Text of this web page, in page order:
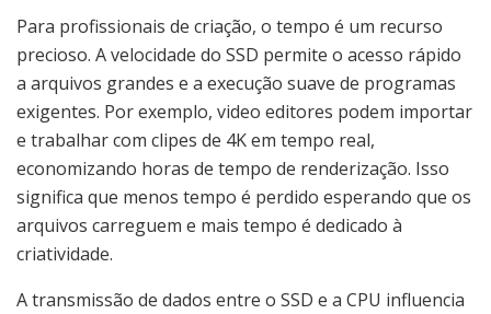
Para profissionais de criação, o tempo é um recurso
precioso. A velocidade do SSD permite o acesso rápido
a arquivos grandes e a execução suave de programas
exigentes. Por exemplo, video editores podem importar
e trabalhar com clipes de 4K em tempo real,
economizando horas de tempo de renderização. Isso
significa que menos tempo é perdido esperando que os
arquivos carreguem e mais tempo é dedicado à
criatividade.
A transmissão de dados entre o SSD e a CPU influencia